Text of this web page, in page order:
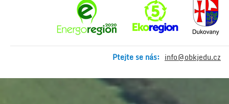
Ptejte se nás: info@obkjedu.cz